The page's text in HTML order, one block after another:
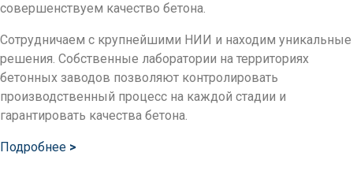
совершенствуем качество бетона.
Сотрудничаем с крупнейшими НИИ и находим уникальные
решения. Собственные лаборатории на территориях
бетонных заводов позволяют контролировать
производственный процесс на каждой стадии и
гарантировать качества бетона.
Подробнее >